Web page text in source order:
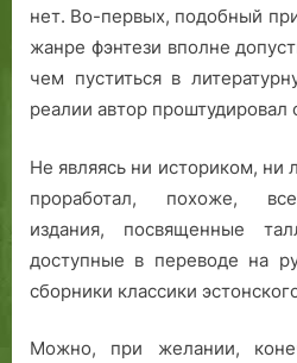
нет. Во-первых, подобный
жанре фэнтези вполне
чем пуститься в
реалии автор проштудировал
Не являясь ни историком, ни
проработал, похоже,
издания, посвященные
доступные в переводе на
сборники классики
Можно, при желании,